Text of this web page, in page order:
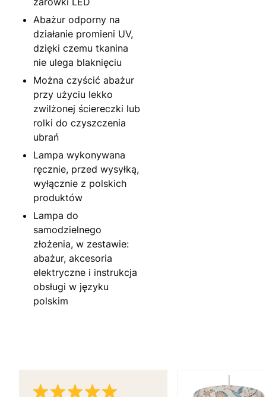
Abażur odporny na
działanie promieni UV,
dzięki czemu tkanina
nie ulega blaknięciu
Można czyścić abażur
przy użyciu lekko
zwilżonej ściereczki lub
rolki do czyszczenia
ubrań
Lampa wykonywana
ręcznie, przed wysyłką,
wyłącznie z polskich
produktów
Lampa do
samodzielnego
złożenia, w zestawie:
abażur, akcesoria
elektryczne i instrukcja
obsługi w języku
polskim